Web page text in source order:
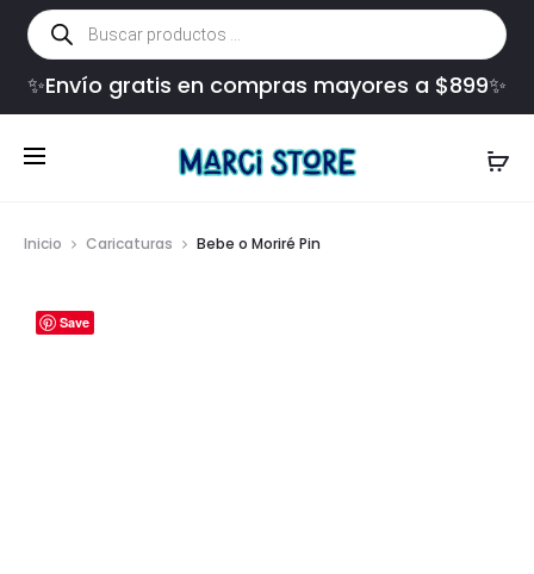
Búsqueda
de
productos
✨Envío gratis en compras mayores a $899✨
Inicio Caricaturas Bebe o Moriré Pin
Save